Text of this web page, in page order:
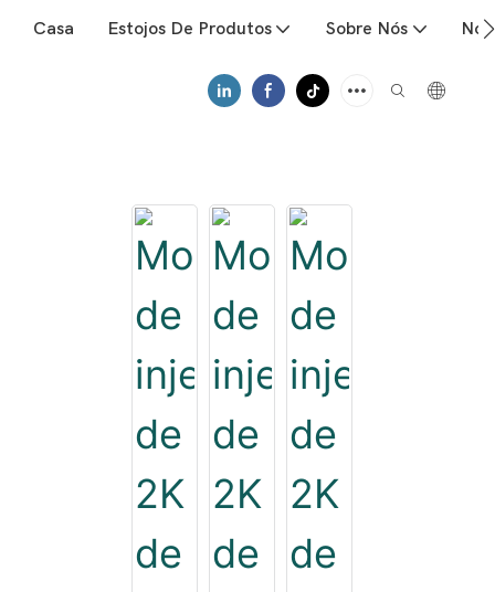
Casa Estojos De Produtos Sobre Nós